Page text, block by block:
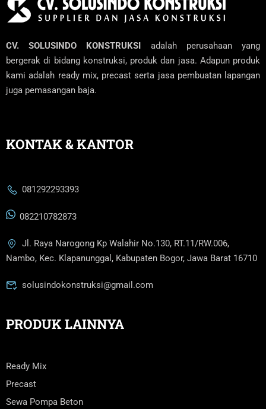
CV. SOLUSINDO KONSTRUKSI adalah perusahaan yang
bergerak di bidang konstruksi, produk dan jasa. Adapun produk
kami adalah ready mix, precast serta jasa pembuatan lapangan
juga pemasangan baja.
KONTAK & KANTOR
081292293393
082210782873
Jl. Raya Narogong Kp Walahir No.130, RT.11/RW.006,
Nambo, Kec. Klapanunggal, Kabupaten Bogor, Jawa Barat 16710
solusindokonstruksi@gmail.com
PRODUK LAINNYA
Ready Mix
Precast
Sewa Pompa Beton